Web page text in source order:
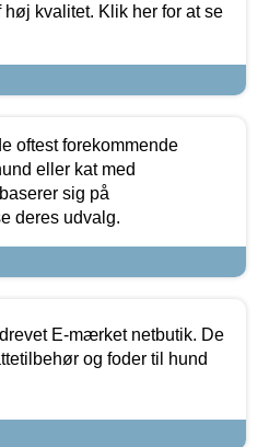
kvalitet. Klik her for at se
oftest forekommende
eller kat med
sig på
deres udvalg.
E-mærket netbutik. De
og foder til hund